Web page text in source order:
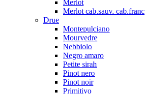
Merlot
Merlot cab.sauv. cab.franc
Drue
Montepulciano
Mourvedre
Nebbiolo
Negro amaro
Petite sirah
Pinot nero
Pinot noir
Primitivo